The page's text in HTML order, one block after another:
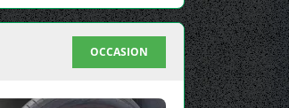
OCCASION